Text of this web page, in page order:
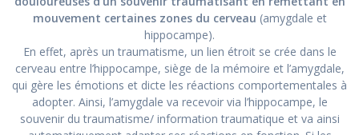
mouvement certaines zones du cerveau (amygdale et
hippocampe).
En effet, après un traumatisme, un lien étroit se crée dans le
cerveau entre l’hippocampe, siège de la mémoire et l’amygdale,
qui gère les émotions et dicte les réactions comportementales à
adopter. Ainsi, l’amygdale va recevoir via l’hippocampe, le
souvenir du traumatisme/ information traumatique et va ainsi